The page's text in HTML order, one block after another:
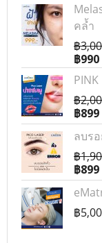
คล้ำ
฿
฿990
฿
฿899
ลบร
฿
฿899
฿